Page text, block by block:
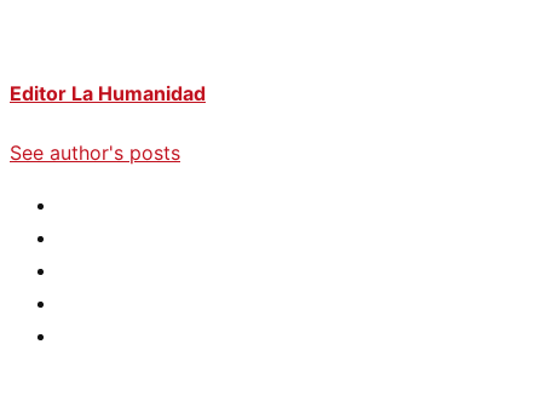
Editor La Humanidad
See author's posts